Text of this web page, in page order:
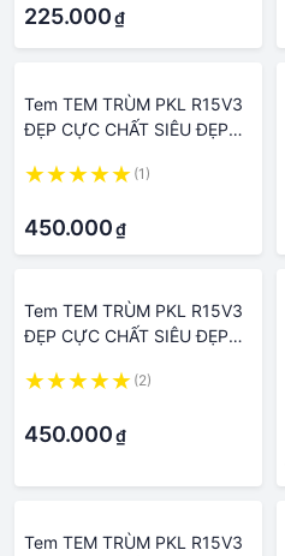
225.000₫
Tem TEM TRÙM PKL R15V3
ĐẸP CỰC CHẤT SIÊU ĐẸP
CHUYỂN ĐC SANG XE KHÁC
NHÉ
(1)
450.000₫
Tem TEM TRÙM PKL R15V3
ĐẸP CỰC CHẤT SIÊU ĐẸP
CHUYỂN ĐC SANG XE KHÁC
NHÉ
(2)
450.000₫
Tem TEM TRÙM PKL R15V3